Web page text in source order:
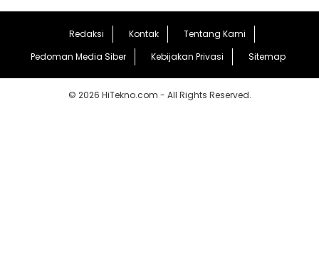
Redaksi Kontak
Tentang Kami
Pedoman Media Siber
Kebijakan Privasi Sitemap
© 2026 HiTekno.com - All Rights Reserved.